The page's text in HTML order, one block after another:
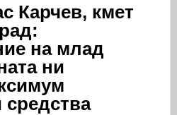
Карчев, кмет
на млад
ни
средства